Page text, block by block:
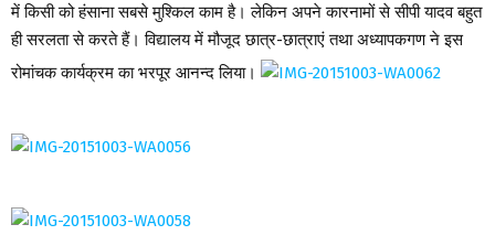
में किसी को हंसाना सबसे मुश्किल काम है। लेकिन अपने कारनामों से सीपी यादव बहुत
ही सरलता से करते हैं। विद्यालय में मौजूद छात्र-छात्राएं तथा अध्यापकगण ने इस
रोमांचक कार्यक्रम का भरपूर आनन्द लिया।